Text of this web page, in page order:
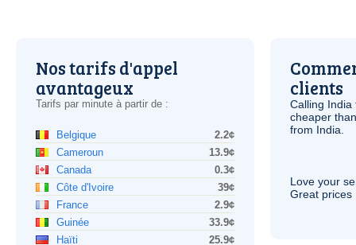
Nos tarifs d'appel
avantageux
Tarifs par minute à partir de :
Belgique
2.2¢
Cameroun
13.9¢
Canada
0.3¢
Côte d'Ivoire
39¢
France
2.9¢
Guinée
33.9¢
Haïti
25.9¢
clients
Calling
cheaper
from India.
Love your
Great prices